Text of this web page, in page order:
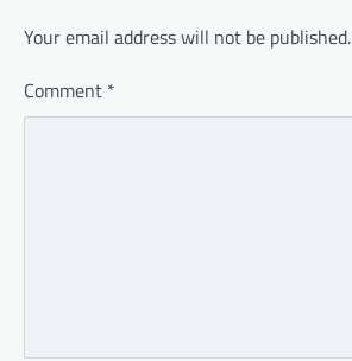
Your email address will not be published.
Comment *